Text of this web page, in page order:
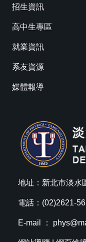
招生資訊
高中生專區
就業資訊
系友資源
媒體報導
地址：新北市淡水
電話：(02)2621-
E-mail ：